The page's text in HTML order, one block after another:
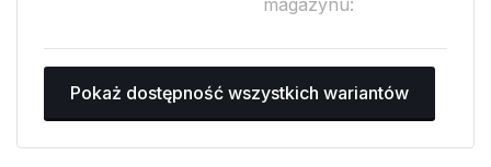
magazynu:
Pokaż dostępność wszystkich wariantów